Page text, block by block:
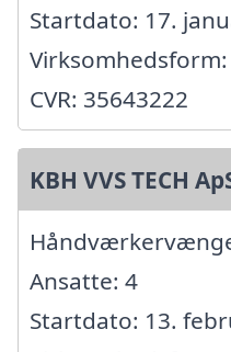
Startdato: 17.
CVR: 35643222
KBH VVS TECH
Ansatte: 4
Startdato: 13.